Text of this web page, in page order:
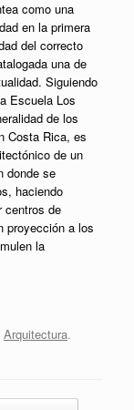
como una
en la primera
del correcto
una de
Siguiendo
Escuela Los
de los
Costa Rica, es
de un
donde se
haciendo
centros de
proyección a los
la
Arquitectura.